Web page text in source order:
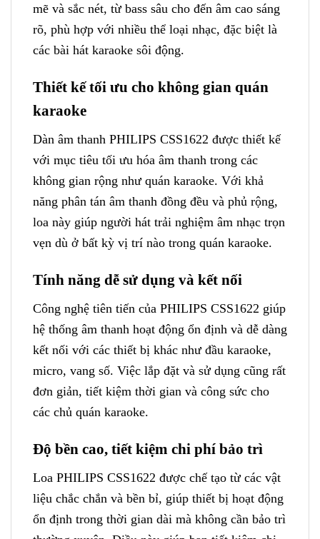
mẽ và sắc nét, từ bass sâu cho đến âm cao sáng
rõ, phù hợp với nhiều thể loại nhạc, đặc biệt là
các bài hát karaoke sôi động.
Thiết kế tối ưu cho không gian quán
karaoke
Dàn âm thanh PHILIPS CSS1622 được thiết kế
với mục tiêu tối ưu hóa âm thanh trong các
không gian rộng như quán karaoke. Với khả
năng phân tán âm thanh đồng đều và phủ rộng,
loa này giúp người hát trải nghiệm âm nhạc trọn
vẹn dù ở bất kỳ vị trí nào trong quán karaoke.
Tính năng dễ sử dụng và kết nối
Công nghệ tiên tiến của PHILIPS CSS1622 giúp
hệ thống âm thanh hoạt động ổn định và dễ dàng
kết nối với các thiết bị khác như đầu karaoke,
micro, vang số. Việc lắp đặt và sử dụng cũng rất
đơn giản, tiết kiệm thời gian và công sức cho
các chủ quán karaoke.
Độ bền cao, tiết kiệm chi phí bảo trì
Loa PHILIPS CSS1622 được chế tạo từ các vật
liệu chắc chắn và bền bỉ, giúp thiết bị hoạt động
ổn định trong thời gian dài mà không cần bảo trì